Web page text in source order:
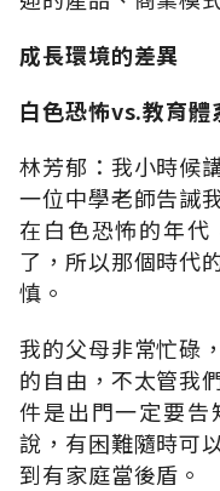
成長環境的差異
白色恐怖vs.教育體
林芳郁：我小時候
一位中學老師告誡
在白色恐怖的年
了，所以那個時代
慎。
我的父母非常忙碌
的自由，不太管我
件是出門一定要告
說，有困難隨時可
到有家庭當後盾。